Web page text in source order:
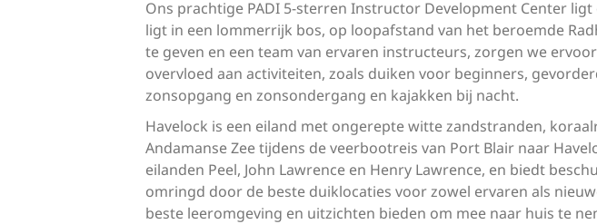
Ons prachtige PADI 5-sterren Instructor Development Center
ligt in een lommerrijk bos, op loopafstand van het beroemde
te geven en een team van ervaren instructeurs, zorgen we
overvloed aan activiteiten, zoals duiken voor beginners,
zonsopgang en zonsondergang en kajakken bij nacht.
Havelock is een eiland met ongerepte witte zandstranden,
Andamanse Zee tijdens de veerbootreis van Port Blair naar
eilanden Peel, John Lawrence en Henry Lawrence, en biedt
omringd door de beste duiklocaties voor zowel ervaren als
beste leeromgeving en uitzichten bieden om mee naar huis te